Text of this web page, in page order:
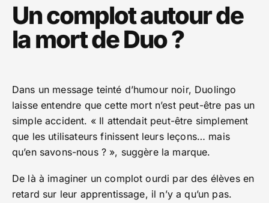
Un complot autour de
la mort de Duo ?
Dans un message teinté d’humour noir, Duolingo
laisse entendre que cette mort n’est peut-être pas un
simple accident. « Il attendait peut-être simplement
que les utilisateurs finissent leurs leçons… mais
qu’en savons-nous ? », suggère la marque.
De là à imaginer un complot ourdi par des élèves en
retard sur leur apprentissage, il n’y a qu’un pas.